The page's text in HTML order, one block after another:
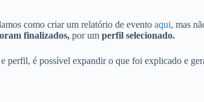
como criar um relatório de evento aqui, mas
finalizados, por um perfil selecionado.
perfil, é possível expandir o que foi explicado e